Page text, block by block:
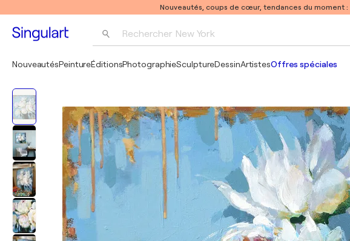
Nouveautés, coups de cœur, tendances du moment :
Rechercher New York
Pablo Picasso
NouveautésPeintureÉditionsPhotographieSculptureDessinArtistesOffres spéciales